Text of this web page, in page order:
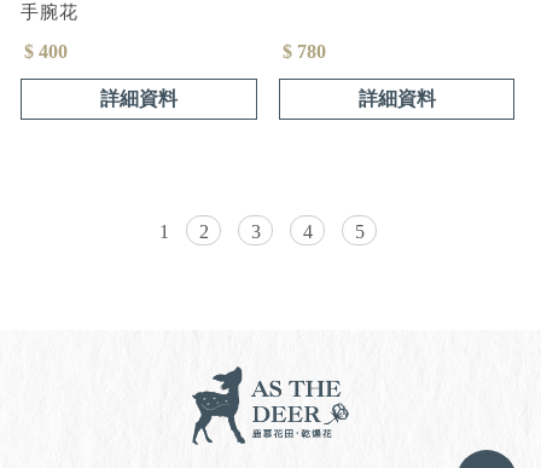
手腕花
$ 400
詳細資料
$ 780
詳細資料
1 2 3 4 5